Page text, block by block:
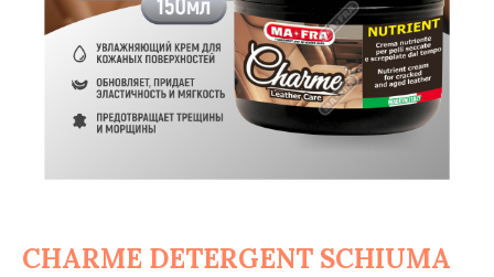
CHARME DETERGENT SCHIUMA